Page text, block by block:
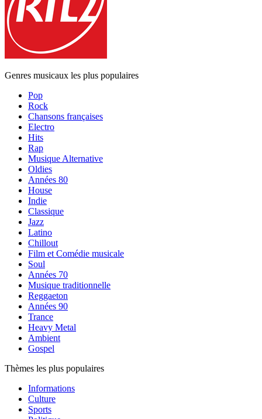
Genres musicaux les plus populaires
Pop
Rock
Chansons françaises
Electro
Hits
Rap
Musique Alternative
Oldies
Années 80
House
Indie
Classique
Jazz
Latino
Chillout
Film et Comédie musicale
Soul
Années 70
Musique traditionnelle
Reggaeton
Années 90
Trance
Heavy Metal
Ambient
Gospel
Thèmes les plus populaires
Informations
Culture
Sports